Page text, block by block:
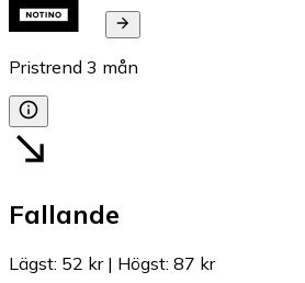
Pristrend 3 mån
Fallande
Lägst: 52 kr| Högst: 87 kr